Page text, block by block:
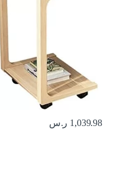
1,039.98 ر.س